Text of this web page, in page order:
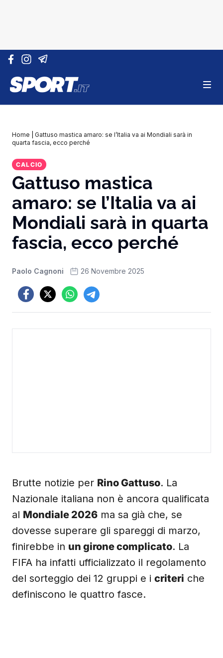
Vai al contenuto
Home
Gattuso mastica amaro: se l’Italia va ai Mondiali sarà in
quarta fascia, ecco perché
CALCIO
Gattuso mastica
amaro: se l’Italia va ai
Mondiali sarà in quarta
fascia, ecco perché
Paolo Cagnoni 26 Novembre 2025
Brutte notizie per Rino Gattuso. La
Nazionale italiana non è ancora qualificata
al Mondiale 2026 ma sa già che, se
dovesse superare gli spareggi di marzo,
finirebbe in un girone complicato. La
FIFA ha infatti ufficializzato il regolamento
del sorteggio dei 12 gruppi e i criteri che
definiscono le quattro fasce.